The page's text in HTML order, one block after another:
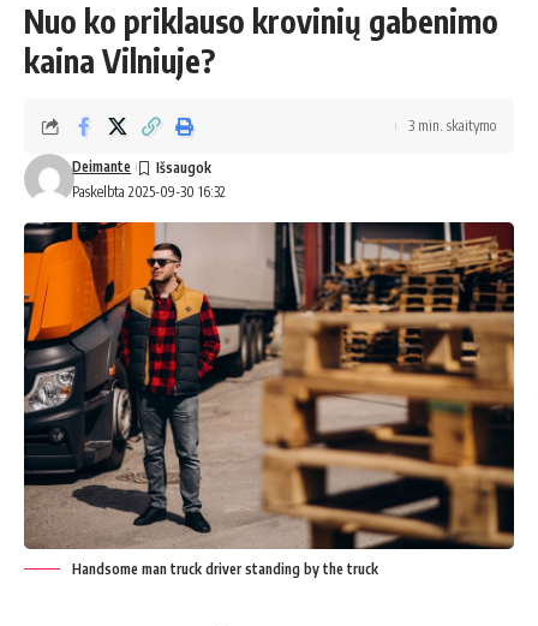
Nuo ko priklauso krovinių gabenimo
kaina Vilniuje?
Paskelbta 2025-09-30 16:32
Deimante
3 min. skaitymo
Handsome man truck driver standing by the truck